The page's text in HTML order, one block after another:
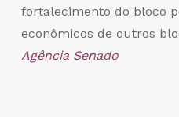
fortalecimento do bloco
econômicos de outros
Agência Senado